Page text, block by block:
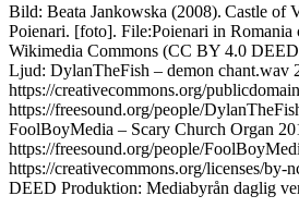
Bild: Beata Jankowska (2008). Castle of
Poienari. [foto]. File:Poienari in Romania
Wikimedia Commons (CC BY 4.0
Ljud: DylanTheFish – demon chant.wav
https://creativecommons.org/
https://freesound.org/people/
FoolBoyMedia – Scary Church Organ
https://freesound.org/people/
https://creativecommons.org/licenses/
DEED Produktion: Mediabyrån daglig